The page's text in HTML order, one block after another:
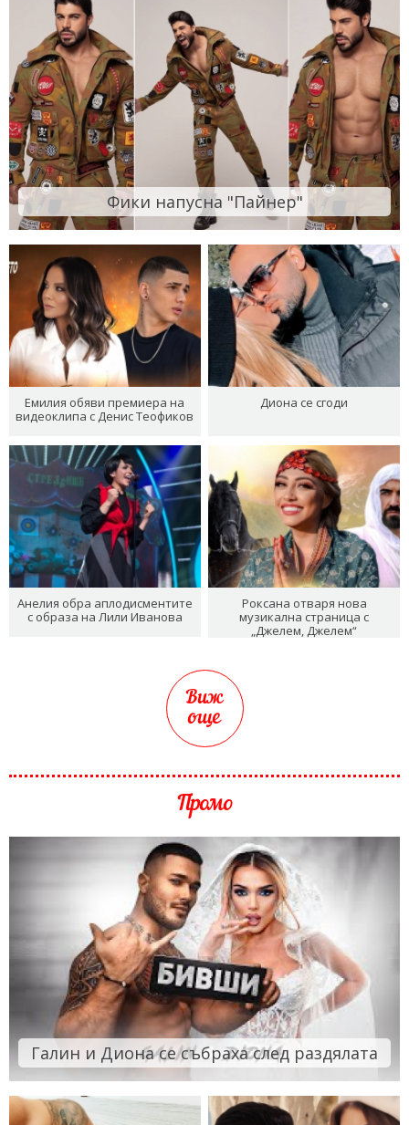
Фики напусна "Пайнер"
Емилия обяви премиера на
видеоклипа с Денис Теофиков
Диона се сгоди
Анелия обра аплодисментите
с образа на Лили Иванова
Роксана отваря нова
музикална страница с
„Джелем, Джелем“
Виж
още
Промо
Галин и Диона се събраха след раздялата